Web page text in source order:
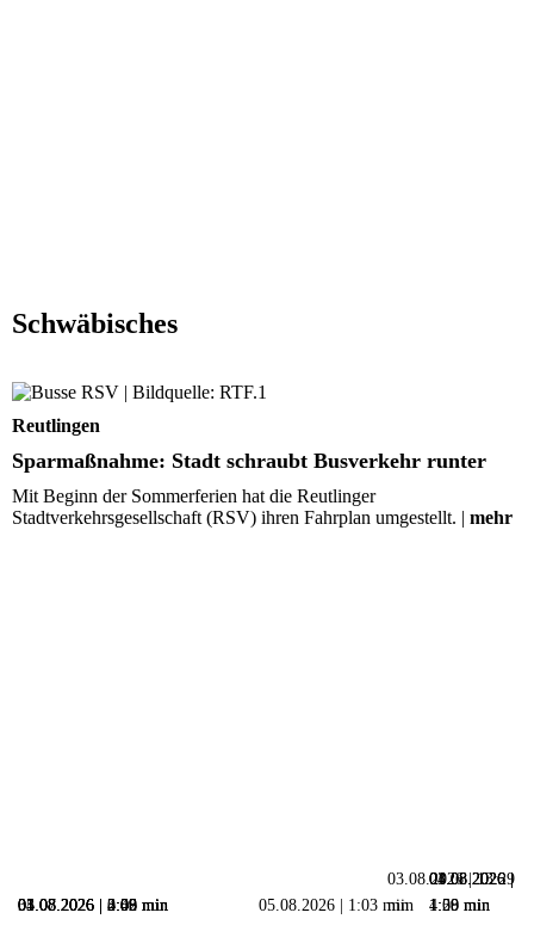
05.08.2026 | 1:03 min
05.08.2026 | 3:08 min
04.08.2026 |
4:58 min
04.08.2026 | 0:56 min
03.08.2026 | 13:29
min
03.08.2026 | 4:09 min
03.08.2026 |
1:09 min
01.08.2026 | 3:09 min
01.08.2026 |
1:20 min
31.07.2026 | 2:42 min
Schwäbisches
Sparmaßnahme: Stadt schraubt Busverkehr runter
Reutlingen
Sparmaßnahme: Stadt schraubt Busverkehr runter
Mit Beginn der Sommerferien hat die Reutlinger
Stadtverkehrsgesellschaft (RSV) ihren Fahrplan umgestellt. | mehr